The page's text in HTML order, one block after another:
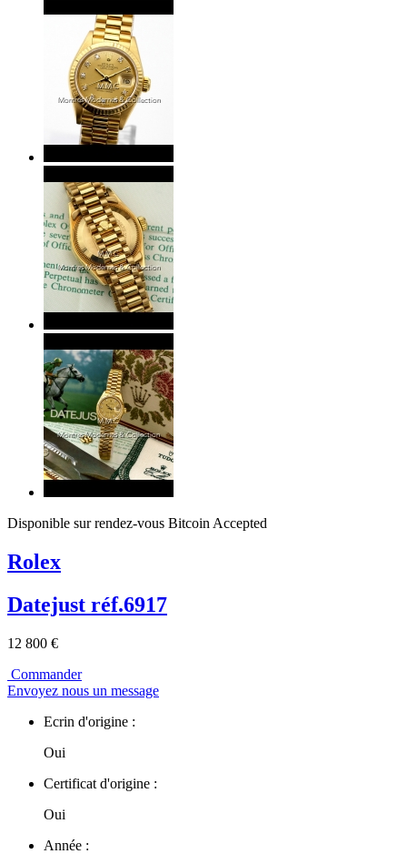
Disponible sur rendez-vous Bitcoin Accepted
Rolex
Datejust réf.6917
12 800 €
Commander
Envoyez nous un message
Ecrin d'origine :
Oui
Certificat d'origine :
Oui
Année :